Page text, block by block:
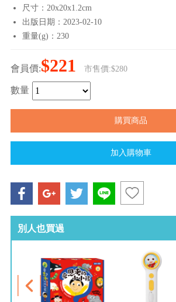
尺寸：20x20x1.2cm
出版日期：2023-02-10
重量(g)：230
會員價:$221 市售價:$280
數量
別人也買過